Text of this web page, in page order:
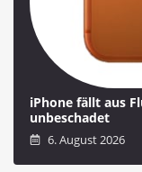
iPhone fällt aus
unbeschadet
6. August 2026